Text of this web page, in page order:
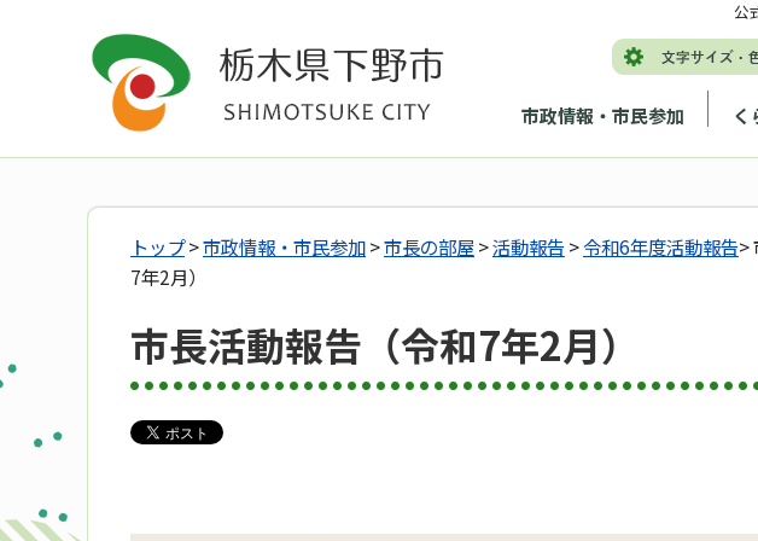
市政情報・市民参加 く
公
トップ>市政情報・市民参加>市長の部屋>活動報告 >令和6年度活動報告>
7年2月）
市長活動報告（令和7年2月）